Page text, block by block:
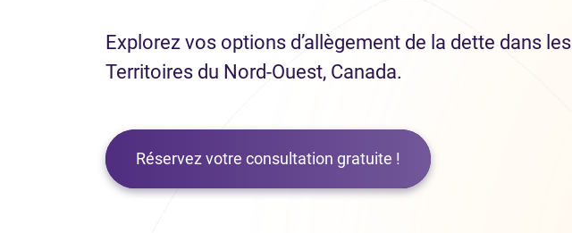
Explorez vos options d’allègement de la dette dans les
Territoires du Nord-Ouest, Canada.
Réservez votre consultation gratuite !